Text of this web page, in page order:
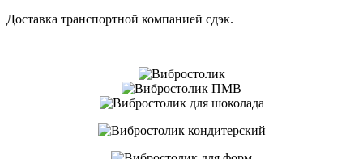
Доставка транспортной компанией сдэк.